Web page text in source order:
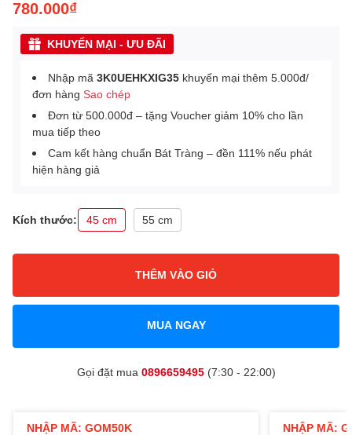
780.000₫
KHUYẾN MẠI - ƯU ĐÃI
Nhập mã 3K0UEHKXIG35 khuyến mại thêm 5.000đ/
đơn hàng Sao chép
Đơn từ 500.000đ – tặng Voucher giảm 10% cho lần
mua tiếp theo
Cam kết hàng chuẩn Bát Tràng – đền 111% nếu phát
hiện hàng giả
Kích thước: 45 cm 55 cm
THÊM VÀO GIỎ
MUA NGAY
Gọi đặt mua 0896659495(7:30 - 22:00)
NHẬP MÃ: GOM50K NHẬP MÃ: